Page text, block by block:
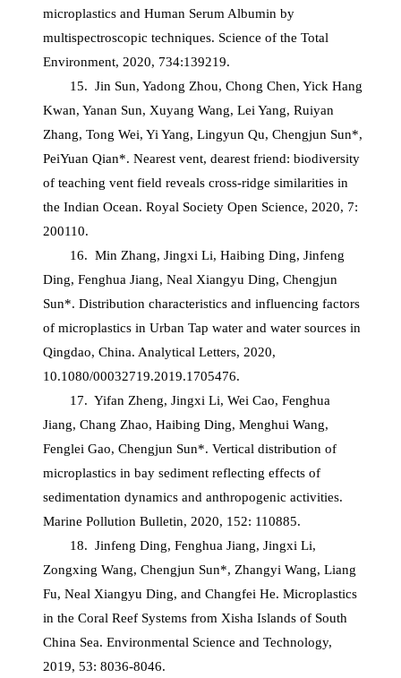
microplastics and Human Serum Albumin by
multispectroscopic techniques. Science of the Total
Environment, 2020, 734:139219.
15. Jin Sun, Yadong Zhou, Chong Chen, Yick Hang
Kwan, Yanan Sun, Xuyang Wang, Lei Yang, Ruiyan
Zhang, Tong Wei, Yi Yang, Lingyun Qu, Chengjun Sun*,
PeiYuan Qian*. Nearest vent, dearest friend: biodiversity
of teaching vent field reveals cross-ridge similarities in
the Indian Ocean. Royal Society Open Science, 2020, 7:
200110.
16. Min Zhang, Jingxi Li, Haibing Ding, Jinfeng
Ding, Fenghua Jiang, Neal Xiangyu Ding, Chengjun
Sun*. Distribution characteristics and influencing factors
of microplastics in Urban Tap water and water sources in
Qingdao, China. Analytical Letters, 2020,
10.1080/00032719.2019.1705476.
17. Yifan Zheng, Jingxi Li, Wei Cao, Fenghua
Jiang, Chang Zhao, Haibing Ding, Menghui Wang,
Fenglei Gao, Chengjun Sun*. Vertical distribution of
microplastics in bay sediment reflecting effects of
sedimentation dynamics and anthropogenic activities.
Marine Pollution Bulletin, 2020, 152: 110885.
18. Jinfeng Ding, Fenghua Jiang, Jingxi Li,
Zongxing Wang, Chengjun Sun*, Zhangyi Wang, Liang
Fu, Neal Xiangyu Ding, and Changfei He. Microplastics
in the Coral Reef Systems from Xisha Islands of South
China Sea. Environmental Science and Technology,
2019, 53: 8036-8046.